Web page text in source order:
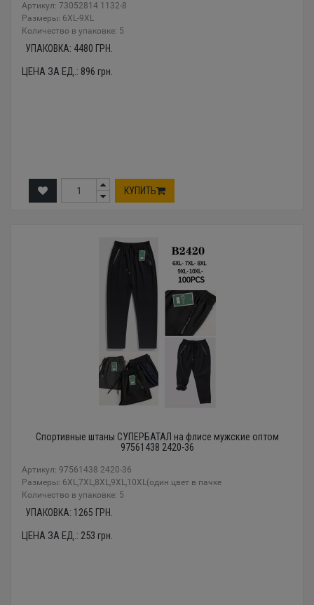
Артикул: 73052814 1132-8
Размеры: 6XL-9XL
Количество в упаковке: 5
УПАКОВКА: 4480 ГРН.
ЦЕНА ЗА ЕД.: 896 грн.
КУПИТЬ
Спортивные штаны СУПЕРБАТАЛ на флисе мужские оптом
97561438 2420-36
Артикул: 97561438 2420-36
Размеры: 6XL,7XL,8XL,9XL,10XL(один цвет в пачке
Количество в упаковке: 5
УПАКОВКА: 1265 ГРН.
ЦЕНА ЗА ЕД.: 253 грн.